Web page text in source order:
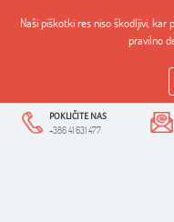
Naši piškotki res niso škodljivi, kar
pravilno
POKLIČITE NAS
+386 41 631 477